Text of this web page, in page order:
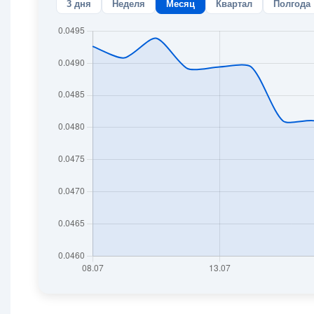
3 дня Неделя Месяц Квартал Полгода